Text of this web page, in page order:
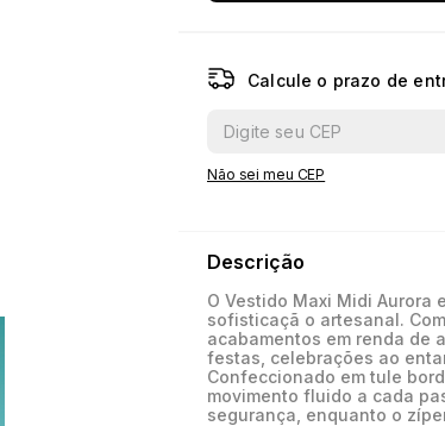
Calcule o prazo de
Não sei meu CEP
Descrição
O Vestido Maxi Midi Aurora
sofisticaçã o artesanal.
acabamentos em renda de
festas, celebrações ao
Confeccionado em tule
movimento fluido a cada
segurança, enquanto o